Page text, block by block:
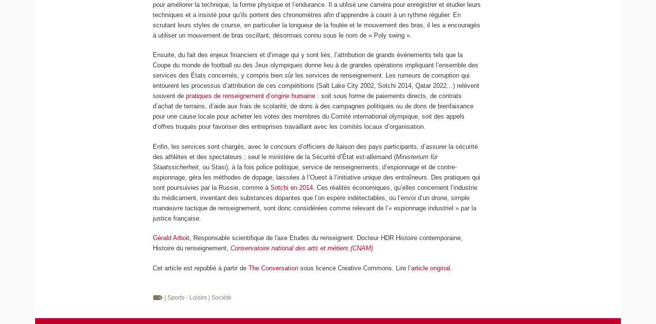
pour améliorer la technique, la forme physique et l’endurance. Il a utilisé une caméra pour enregistrer et étudier leurs
techniques et a insisté pour qu’ils portent des chronomètres afin d’apprendre à courir à un rythme régulier. En
scrutant leurs styles de course, en particulier la longueur de la foulée et le mouvement des bras, il les a encouragés
à utiliser un mouvement de bras oscillant, désormais connu sous le nom de « Poly swing ».
Ensuite, du fait des enjeux financiers et d’image qui y sont liés, l’attribution de grands événements tels que la
Coupe du monde de football ou des Jeux olympiques donne lieu à de grandes opérations impliquant l’ensemble des
services des États concernés, y compris bien sûr les services de renseignement. Les rumeurs de corruption qui
entourent les processus d’attribution de ces compétitions (Salt Lake City 2002, Sotchi 2014, Qatar 2022…) relèvent
souvent depratiques de renseignement d’origine humaine : soit sous forme de paiements directs, de contrats
d’achat de terrains, d’aide aux frais de scolarité, de dons à des campagnes politiques ou de dons de bienfaisance
pour une cause locale pour acheter les votes des membres du Comité international olympique, soit des appels
d’offres truqués pour favoriser des entreprises travaillant avec les comités locaux d’organisation.
Enfin, les services sont chargés, avec le concours d’officiers de liaison des pays participants, d’assurer la sécurité
des athlètes et des spectateurs ; seul le ministère de la Sécurité d’État est-allemand (Ministerium für
Staatssicherheit , ou Stasi), à la fois police politique, service de renseignements, d’espionnage et de contre-
espionnage, géra les méthodes de dopage, laissées à l’Ouest à l’initiative unique des entraîneurs. Des pratiques qui
sont poursuivies par la Russie, comme àSotchi en 2014 . Ces réalités économiques, qu’elles concernent l’industrie
du médicament, inventant des substances dopantes que l’on espère indétectables, ou l’envoi d’un drone, simple
manœuvre tactique de renseignement, sont donc considérées comme relevant de l’« espionnage industriel » par la
justice française.
Gérald Arboit, Responsable scientifique de l'axe Etudes du renseignent. Docteur HDR Histoire contemporaine,
Histoire du renseignement,Conservatoire national des arts et métiers (CNAM)
Cet article est republié à partir deThe Conversation sous licence Creative Commons. Lire l’article original
| Sports - Loisirs | Société